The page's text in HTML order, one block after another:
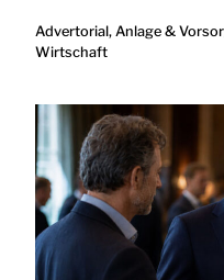
Advertorial, Anlage &
Wirtschaft